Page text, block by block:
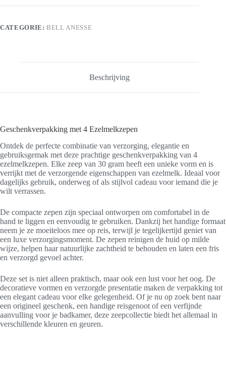
CATEGORIE:BELL ANESSE
Beschrijving
Geschenkverpakking met 4 Ezelmelkzepen
Ontdek de perfecte combinatie van verzorging, elegantie en
gebruiksgemak met deze prachtige geschenkverpakking van 4
ezelmelkzepen. Elke zeep van 30 gram heeft een unieke vorm en is
verrijkt met de verzorgende eigenschappen van ezelmelk. Ideaal voor
dagelijks gebruik, onderweg of als stijlvol cadeau voor iemand die je
wilt verrassen.
De compacte zepen zijn speciaal ontworpen om comfortabel in de
hand te liggen en eenvoudig te gebruiken. Dankzij het handige formaat
neem je ze moeiteloos mee op reis, terwijl je tegelijkertijd geniet van
een luxe verzorgingsmoment. De zepen reinigen de huid op milde
wijze, helpen haar natuurlijke zachtheid te behouden en laten een fris
en verzorgd gevoel achter.
Deze set is niet alleen praktisch, maar ook een lust voor het oog. De
decoratieve vormen en verzorgde presentatie maken de verpakking tot
een elegant cadeau voor elke gelegenheid. Of je nu op zoek bent naar
een origineel geschenk, een handige reisgenoot of een verfijnde
aanvulling voor je badkamer, deze zeepcollectie biedt het allemaal in
verschillende kleuren en geuren.